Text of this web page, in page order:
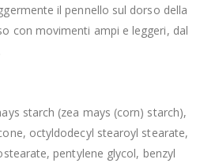
il pennello sul dorso della
con movimenti ampi e leggeri, dal
starch (zea mays (corn) starch),
octyldodecyl stearoyl stearate,
pentylene glycol, benzyl